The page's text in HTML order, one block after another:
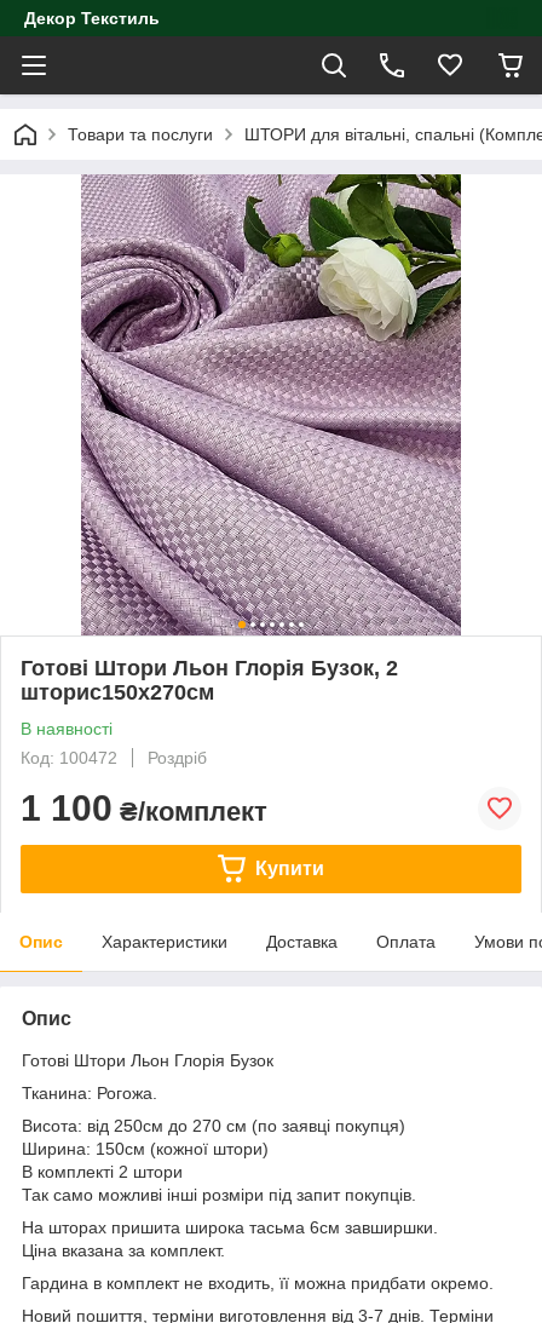
Декор Текстиль
Товари та послуги ШТОРИ для вітальні, спальні
Готові Штори Льон Глорія Бузок, 2
шторис150х270см
В наявності
Код: 100472
Роздріб
1 100 ₴/комплект
Купити
Опис Характеристики Доставка Оплата Умови
Опис
Готові Штори Льон Глорія Бузок
Тканина: Рогожа.
Висота: від 250см до 270 см (по заявці покупця)
Ширина: 150см (кожної штори)
В комплекті 2 штори
Так само можливі інші розміри під запит покупців.
На шторах пришита широка тасьма 6см завширшки.
Ціна вказана за комплект.
Гардина в комплект не входить, її можна придбати окремо.
Новий пошиття, терміни виготовлення від 3-7 днів. Терміни